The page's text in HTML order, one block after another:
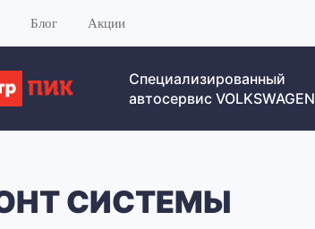
Блог Акции
Специализированный
автосервис VOLKSWAGEN
СИСТЕМЫ